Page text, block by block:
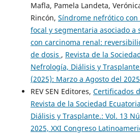
Mafla, Pamela Landeta,
Rincón, Síndrome nefrótico
focal y segmentaria asociado
con carcinoma renal:
de dosis , Revista de la
Nefrología, Diálisis y
(2025): Marzo a Agosto del
REV SEN Editores, Certificados
Revista de la Sociedad
Diálisis y Trasplante.: Vol. 13
2025, XXI Congreso